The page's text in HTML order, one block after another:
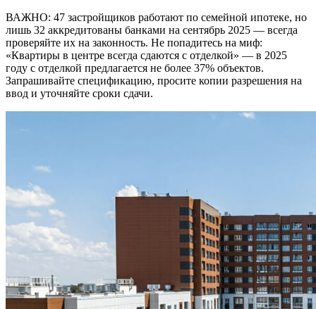
ВАЖНО: 47 застройщиков работают по семейной ипотеке, но
лишь 32 аккредитованы банками на сентябрь 2025 — всегда
проверяйте их на законность. Не попадитесь на миф:
«Квартиры в центре всегда сдаются с отделкой» — в 2025
году с отделкой предлагается не более 37% объектов.
Запрашивайте спецификацию, просите копии разрешения на
ввод и уточняйте сроки сдачи.